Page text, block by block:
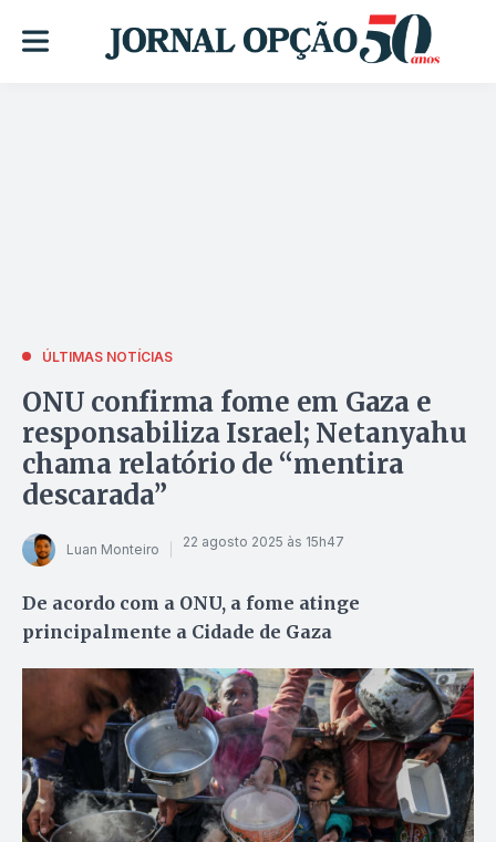
ÚLTIMAS NOTÍCIAS
ONU confirma fome em Gaza e
responsabiliza Israel; Netanyahu
chama relatório de “mentira
descarada”
Luan Monteiro 22 agosto 2025 às 15h47
De acordo com a ONU, a fome atinge
principalmente a Cidade de Gaza